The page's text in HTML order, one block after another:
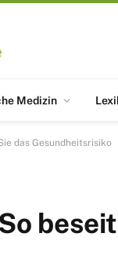
Medizin
das Gesundheitsrisiko